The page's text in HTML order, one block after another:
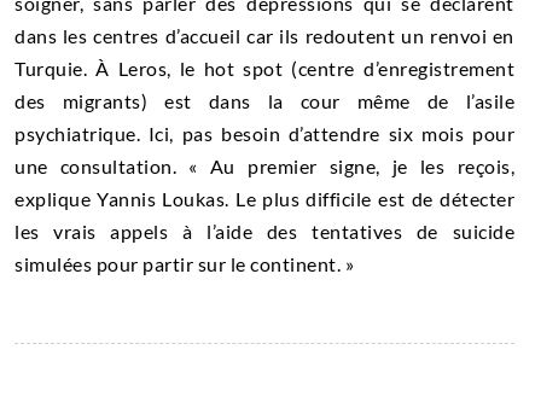
dans les centres d’accueil car ils redoutent un renvoi en
Turquie. À Leros, le hot spot (centre d’enregistrement
des migrants) est dans la cour même de l’asile
psychiatrique. Ici, pas besoin d’attendre six mois pour
une consultation. « Au premier signe, je les reçois,
explique Yannis Loukas. Le plus difficile est de détecter
les vrais appels à l’aide des tentatives de suicide
simulées pour partir sur le continent. »